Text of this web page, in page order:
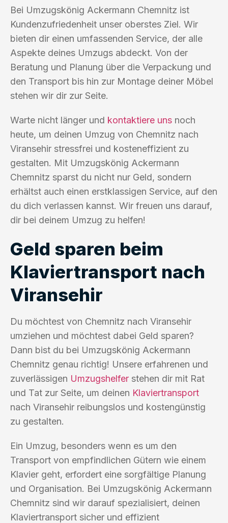
Bei Umzugskönig Ackermann Chemnitz ist
Kundenzufriedenheit unser oberstes Ziel. Wir
bieten dir einen umfassenden Service, der alle
Aspekte deines Umzugs abdeckt. Von der
Beratung und Planung über die Verpackung und
den Transport bis hin zur Montage deiner Möbel
stehen wir dir zur Seite.
Warte nicht länger und kontaktiere uns noch
heute, um deinen Umzug von Chemnitz nach
Viransehir stressfrei und kosteneffizient zu
gestalten. Mit Umzugskönig Ackermann
Chemnitz sparst du nicht nur Geld, sondern
erhältst auch einen erstklassigen Service, auf den
du dich verlassen kannst. Wir freuen uns darauf,
dir bei deinem Umzug zu helfen!
Geld sparen beim
Klaviertransport nach
Viransehir
Du möchtest von Chemnitz nach Viransehir
umziehen und möchtest dabei Geld sparen?
Dann bist du bei Umzugskönig Ackermann
Chemnitz genau richtig! Unsere erfahrenen und
zuverlässigen Umzugshelfer stehen dir mit Rat
und Tat zur Seite, um deinen Klaviertransport
nach Viransehir reibungslos und kostengünstig
zu gestalten.
Ein Umzug, besonders wenn es um den
Transport von empfindlichen Gütern wie einem
Klavier geht, erfordert eine sorgfältige Planung
und Organisation. Bei Umzugskönig Ackermann
Chemnitz sind wir darauf spezialisiert, deinen
Klaviertransport sicher und effizient